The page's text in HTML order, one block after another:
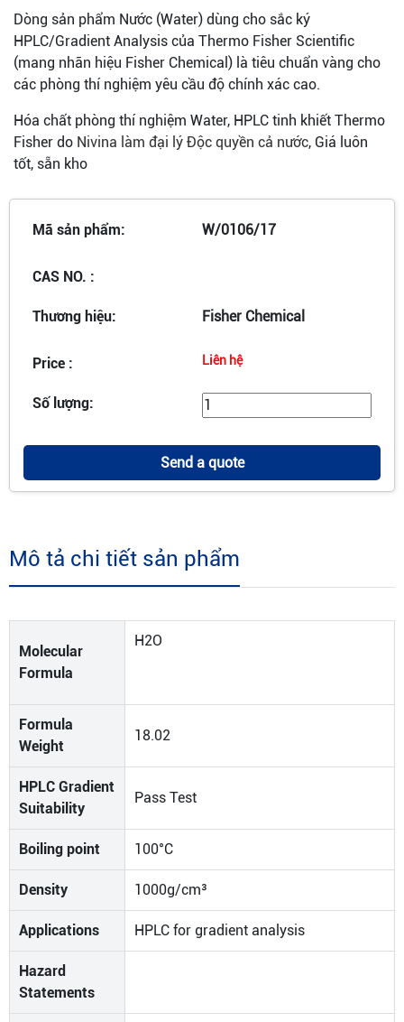
Dòng sản phẩm Nước (Water) dùng cho sắc ký
HPLC/Gradient Analysis của Thermo Fisher Scientific
(mang nhãn hiệu Fisher Chemical) là tiêu chuẩn vàng cho
các phòng thí nghiệm yêu cầu độ chính xác cao.
Hóa chất phòng thí nghiệm Water, HPLC tinh khiết Thermo
Fisher do Nivina làm đại lý Độc quyền cả nước, Giá luôn
tốt, sẵn kho
Mã sản phẩm: W/0106/17
CAS NO. :
Thương hiệu: Fisher Chemical
Price : Liên hệ
Số lượng:
Send a quote
Mô tả chi tiết sản phẩm
Molecular
Formula
H2O
Formula
Weight
18.02
HPLC Gradient
Suitability
Pass Test
Boiling point 100°C
Density 1000g/cm³
Applications HPLC for gradient analysis
Hazard
Statements